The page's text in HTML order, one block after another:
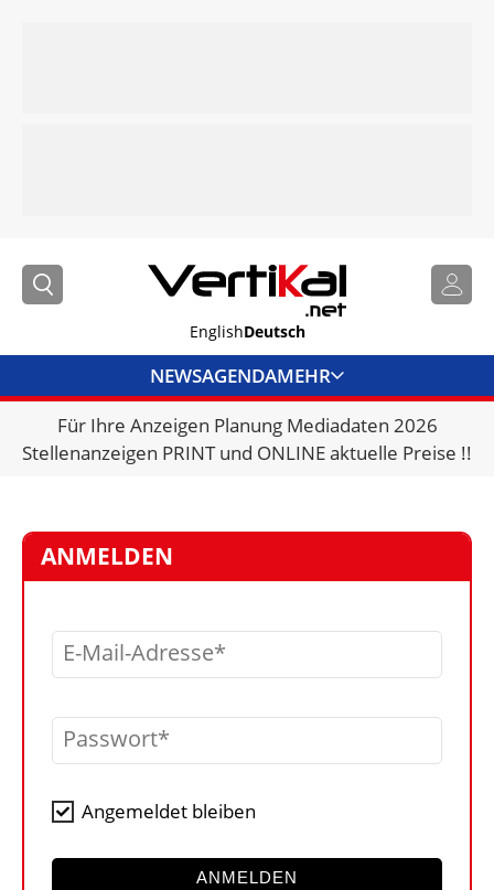
EnglishDeutsch
NEWSAGENDAMEHR
BRANCHENLINKS
VERMIETER
VIDEOS
BIBLIOTHEK
KRAN & BÜHNE
KONTAKT
Für Ihre Anzeigen Planung Mediadaten 2026
Stellenanzeigen PRINT und ONLINE aktuelle Preise !!
ANMELDEN
E-Mail-Adresse
Passwort
Angemeldet bleiben
ANMELDEN